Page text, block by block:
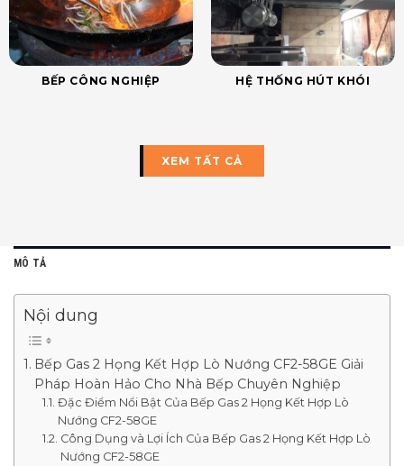
BẾP CÔNG NGHIỆP HỆ THỐNG HÚT KHÓI
XEM TẤT CẢ
MÔ TẢ
Nội dung
Bếp Gas 2 Họng Kết Hợp Lò Nướng CF2-58GE Giải
Pháp Hoàn Hảo Cho Nhà Bếp Chuyên Nghiệp
Đặc Điểm Nổi Bật Của Bếp Gas 2 Họng Kết Hợp Lò
Nướng CF2-58GE
Công Dụng và Lợi Ích Của Bếp Gas 2 Họng Kết Hợp Lò
Nướng CF2-58GE